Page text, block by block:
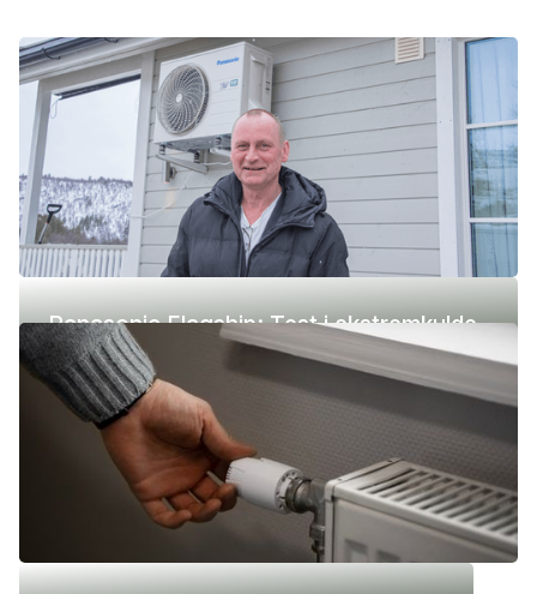
Panasonic Flagship: Test i ekstremkulde
(-42 °C)